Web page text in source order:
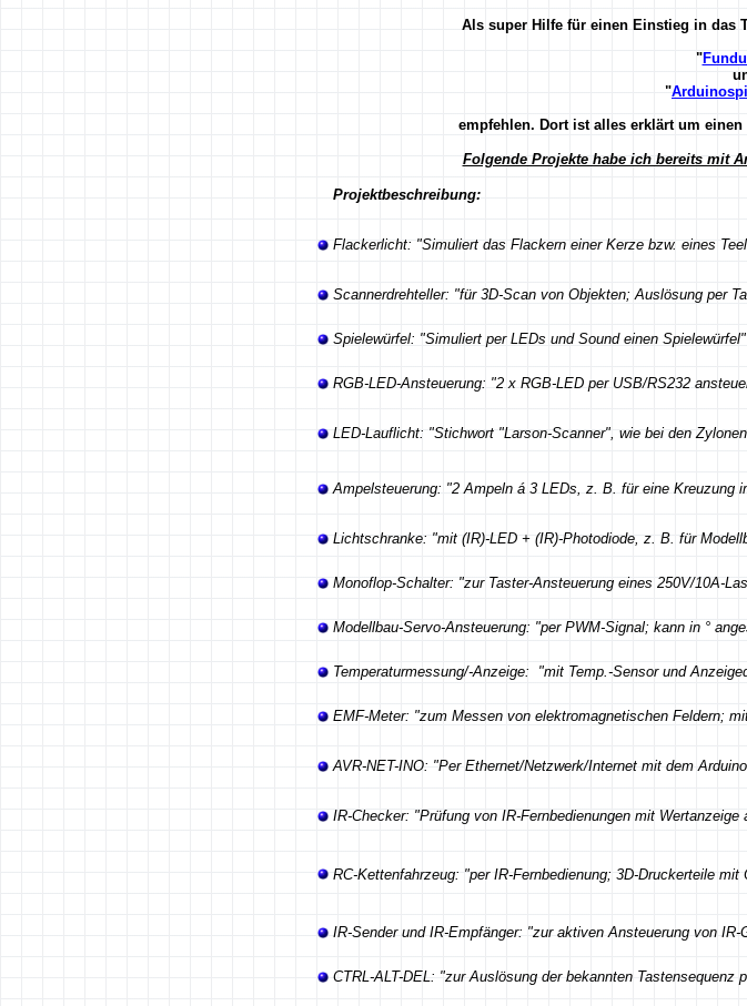
Als super Hilfe für einen Einstieg in das
"
"
empfehlen. Dort ist alles erklärt um
Folgende Projekte habe ich bereits mit
Projektbeschreibung:
Flackerlicht: "Simuliert das Flackern einer Kerze bzw. eines
Scannerdrehteller: "für 3D-Scan von Objekten; Auslösung per
Spielewürfel: "Simuliert per LEDs und Sound einen Spielewürfel"
RGB-LED-Ansteuerung: "2 x RGB-LED per USB/RS232
LED-Lauflicht: "Stichwort "Larson-Scanner", wie bei den
Ampelsteuerung: "2 Ampeln á 3 LEDs, z. B. für eine Kreuzung
Lichtschranke: "mit (IR)-LED + (IR)-Photodiode, z. B. für
Monoflop-Schalter: "zur Taster-Ansteuerung eines 250V/10A-
Modellbau-Servo-Ansteuerung: "per PWM-Signal; kann in °
Temperaturmessung/-Anzeige: "mit Temp.-Sensor und
EMF-Meter: "zum Messen von elektromagnetischen Feldern;
AVR-NET-INO: "Per Ethernet/Netzwerk/Internet mit dem
IR-Checker: "Prüfung von IR-Fernbedienungen mit Wertanzeige
RC-Kettenfahrzeug: "per IR-Fernbedienung; 3D-Druckerteile mit
IR-Sender und IR-Empfänger: "zur aktiven Ansteuerung von IR-
CTRL-ALT-DEL: "zur Auslösung der bekannten Tastensequenz